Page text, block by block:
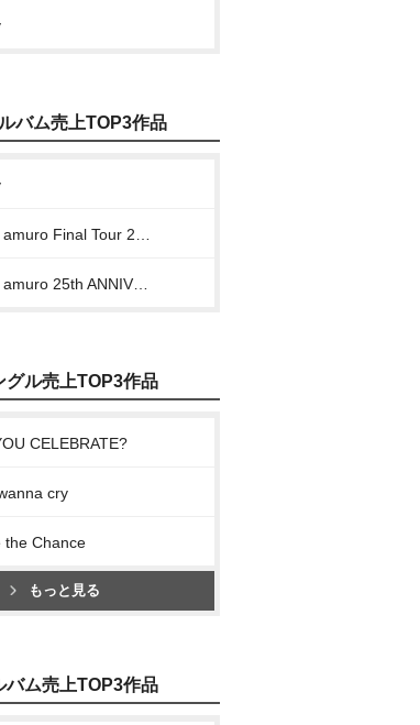
バム売上TOP3作品
グル売上TOP3作品
CELEBRATE?
cry
the Chance
もっと見る
バム売上TOP3作品